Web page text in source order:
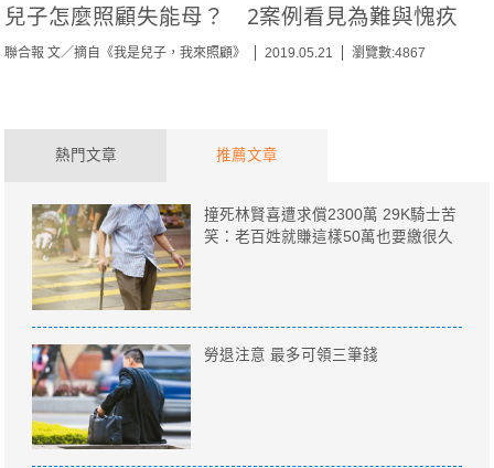
兒子怎麼照顧失能母？ 2案例看見為難與愧疚
聯合報 文／摘自《我是兒子，我來照顧》 2019.05.21 瀏覽數:4867
熱門文章 推薦文章
撞死林賢喜遭求償2300萬 29K騎士苦
笑：老百姓就賺這樣50萬也要繳很久
勞退注意 最多可領三筆錢